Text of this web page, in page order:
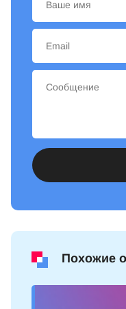
Похожие